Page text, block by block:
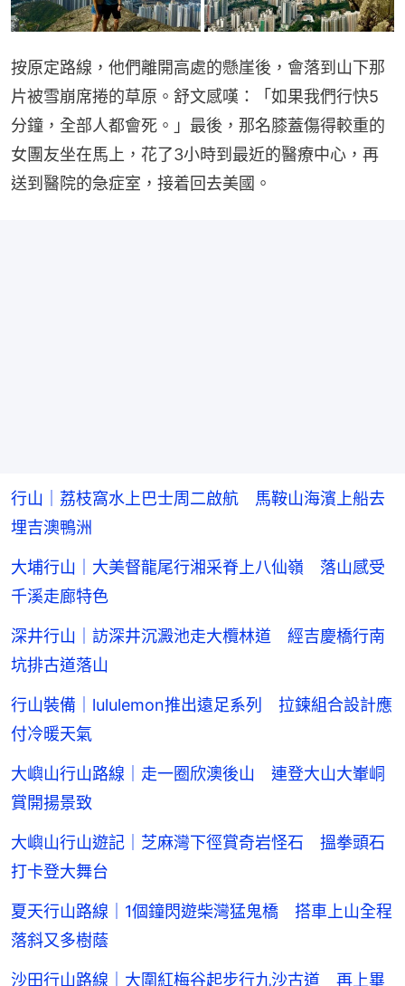
按原定路線，他們離開高處的懸崖後，會落到山下那
片被雪崩席捲的草原。舒文感嘆：「如果我們行快5
分鐘，全部人都會死。」最後，那名膝蓋傷得較重的
女團友坐在馬上，花了3小時到最近的醫療中心，再
送到醫院的急症室，接着回去美國。
行山｜荔枝窩水上巴士周二啟航 馬鞍山海濱上船去
埋吉澳鴨洲
大埔行山｜大美督龍尾行湘采脊上八仙嶺 落山感受
千溪走廊特色
深井行山｜訪深井沉澱池走大欖林道 經吉慶橋行南
坑排古道落山
行山裝備｜lululemon推出遠足系列 拉鍊組合設計應
付冷暖天氣
大嶼山行山路線｜走一圈欣澳後山 連登大山大輋峒
賞開揚景致
大嶼山行山遊記｜芝麻灣下徑賞奇岩怪石 搵拳頭石
打卡登大舞台
夏天行山路線｜1個鐘閃遊柴灣猛鬼橋 搭車上山全程
落斜又多樹蔭
沙田行山路線｜大圍紅梅谷起步行九沙古道 再上畢